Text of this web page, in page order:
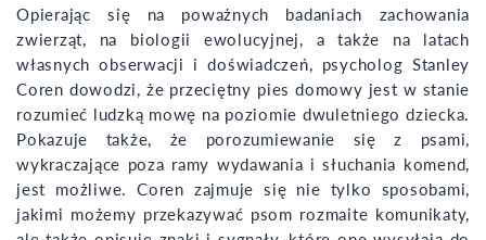
Opierając się na poważnych badaniach zachowania
zwierząt, na biologii ewolucyjnej, a także na latach
własnych obserwacji i doświadczeń, psycholog Stanley
Coren dowodzi, że przeciętny pies domowy jest w stanie
rozumieć ludzką mowę na poziomie dwuletniego dziecka.
Pokazuje także, że porozumiewanie się z psami,
wykraczające poza ramy wydawania i słuchania komend,
jest możliwe. Coren zajmuje się nie tylko sposobami,
jakimi możemy przekazywać psom rozmaite komunikaty,